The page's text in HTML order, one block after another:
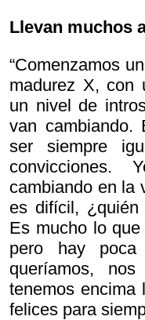
Llevan muchos
“Comenzamos
madurez X, con
un nivel de
van cambiando.
ser siempre
cambiando en la
es difícil, ¿quién
Es mucho lo
pero hay poca
queríamos,
tenemos encima
felices para